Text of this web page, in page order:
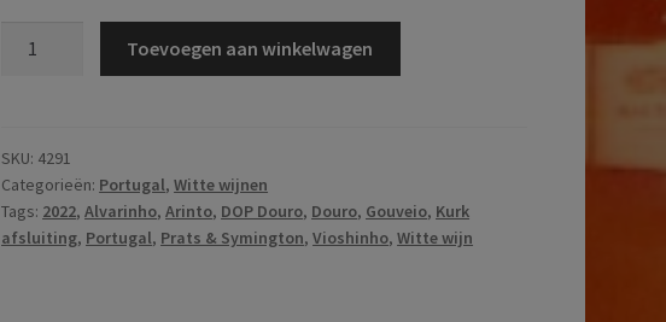
Pequeno
Dilema
|
Branco
Toevoegen aan winkelwagen
SKU: 4291
Categorieën: Portugal,Witte wijnen
Tags: 2022,Alvarinho,Arinto, DOP Douro, Douro, Gouveio, Kurk
afsluiting, Portugal, Prats & Symington,Vioshinho,Witte wijn